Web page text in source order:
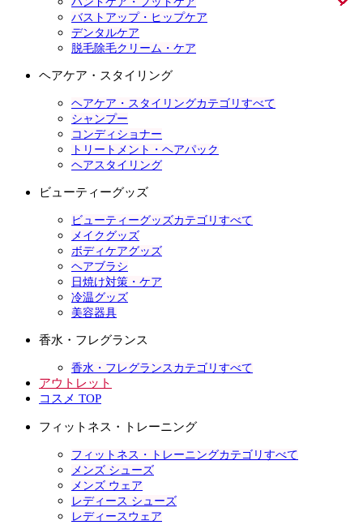
バストアップ・ヒップケア
デンタルケア
脱毛除毛クリーム・ケア
ヘアケア・スタイリング
ヘアケア・スタイリングカテゴリすべて
シャンプー
コンディショナー
トリートメント・ヘアパック
ヘアスタイリング
ビューティーグッズ
ビューティーグッズカテゴリすべて
メイクグッズ
ボディケアグッズ
ヘアブラシ
日焼け対策・ケア
冷温グッズ
美容器具
香水・フレグランス
香水・フレグランスカテゴリすべて
アウトレット
コスメ TOP
フィットネス・トレーニング
フィットネス・トレーニングカテゴリすべて
メンズ シューズ
メンズ ウェア
レディース シューズ
レディースウェア